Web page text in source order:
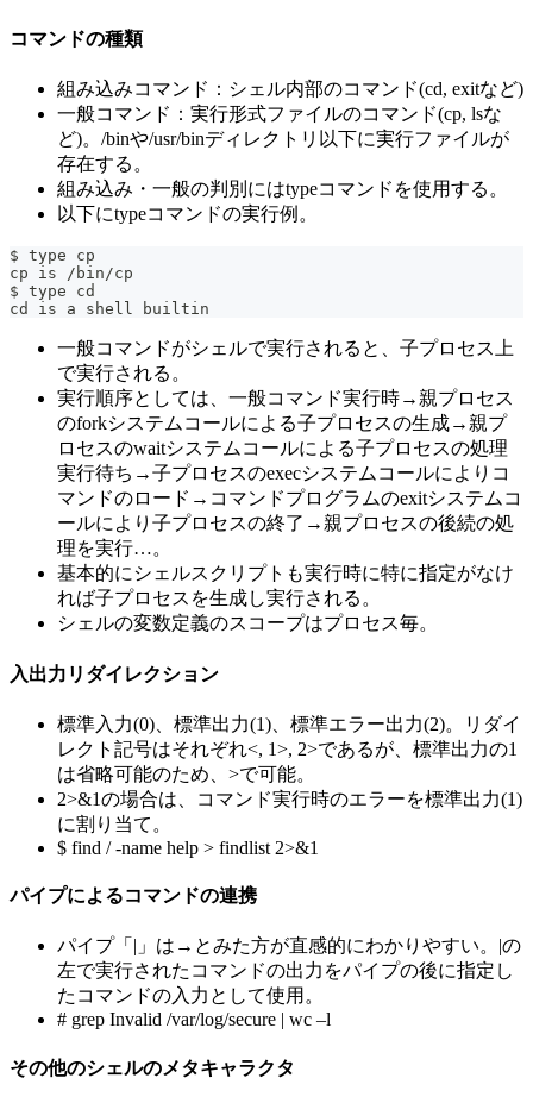
コマンドの種類
組み込みコマンド：シェル内部のコマンド(cd, exitなど)
一般コマンド：実行形式ファイルのコマンド(cp, lsな
ど)。/binや/usr/binディレクトリ以下に実行ファイルが
存在する。
組み込み・一般の判別にはtypeコマンドを使用する。
以下にtypeコマンドの実行例。
$ type cp
cp is /bin/cp
$ type cd
cd is a shell builtin
一般コマンドがシェルで実行されると、子プロセス上
で実行される。
実行順序としては、一般コマンド実行時→親プロセス
のforkシステムコールによる子プロセスの生成→親プ
ロセスのwaitシステムコールによる子プロセスの処理
実行待ち→子プロセスのexecシステムコールによりコ
マンドのロード→コマンドプログラムのexitシステムコ
ールにより子プロセスの終了→親プロセスの後続の処
理を実行…。
基本的にシェルスクリプトも実行時に特に指定がなけ
れば子プロセスを生成し実行される。
シェルの変数定義のスコープはプロセス毎。
入出力リダイレクション
標準入力(0)、標準出力(1)、標準エラー出力(2)。リダイ
レクト記号はそれぞれ<, 1>, 2>であるが、標準出力の1
は省略可能のため、>で可能。
2>&1の場合は、コマンド実行時のエラーを標準出力(1)
に割り当て。
$ find / -name help > findlist 2>&1
パイプによるコマンドの連携
パイプ「|」は→とみた方が直感的にわかりやすい。|の
左で実行されたコマンドの出力をパイプの後に指定し
たコマンドの入力として使用。
# grep Invalid /var/log/secure | wc –l
その他のシェルのメタキャラクタ